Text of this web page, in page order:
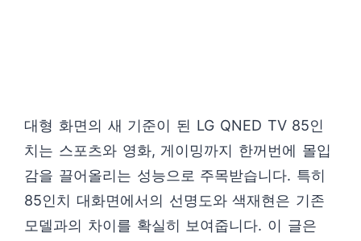
대형 화면의 새 기준이 된 LG QNED TV 85인
치는 스포츠와 영화, 게이밍까지 한꺼번에 몰입
감을 끌어올리는 성능으로 주목받습니다. 특히
85인치 대화면에서의 선명도와 색재현은 기존
모델과의 차이를 확실히 보여줍니다. 이 글은